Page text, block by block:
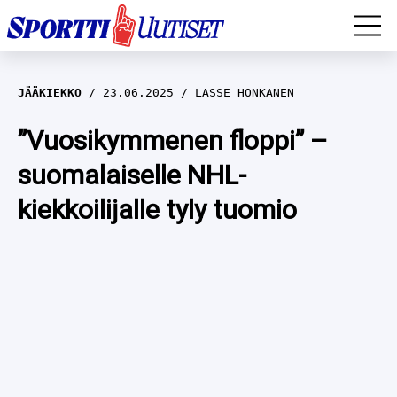
EM-YLEISURHEILU
JÄÄKIEKKO
YLEISURHEILU
WILMA HELTELÄ
TALVILAJIT
JÄÄKIEKKO 23.06.2025 LASSE HONKANEN
”Vuosikymmenen floppi” –
suomalaiselle NHL-
kiekkoilijalle tyly tuomio